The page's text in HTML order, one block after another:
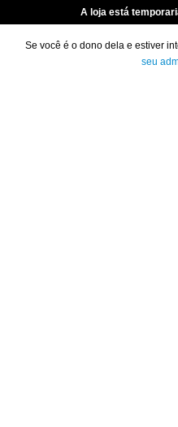
A loja está
Se você é o dono dela e estiver
seu